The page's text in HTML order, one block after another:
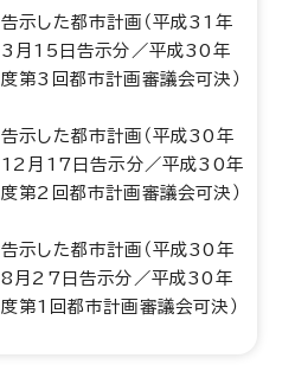
告示した都市計画（平成31年
3月15日告示分／平成30年
度第3回都市計画審議会可決）
告示した都市計画（平成30年
12月17日告示分／平成30年
度第2回都市計画審議会可決）
告示した都市計画（平成30年
8月27日告示分／平成30年
度第1回都市計画審議会可決）